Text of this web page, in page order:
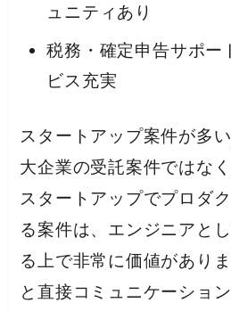
ュニティあり
税務・確定申告サポー
ビス充実
スタートアップ案件が多
大企業の受託案件ではな
スタートアップでプロダ
る案件は、エンジニアと
る上で非常に価値があり
と直接コミュニケーショ